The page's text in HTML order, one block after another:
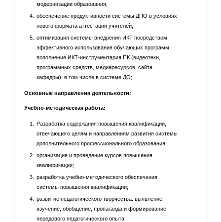
модернизации образования;
обеспечение продуктивности системы ДПО в условиях
нового формата аттестации учителей;
оптимизация системы внедрения ИКТ посредством
эффективного использования обучающих программ,
пополнение ИКТ-инструментария ПК (видеотеки,
программных средств, медиаресурсов, сайта
кафедры), в том числе в системе ДО;
Основные направления деятельности:
Учебно-методическая работа:
Разработка содержания повышения квалификации,
отвечающего целям и направлениям развития системы
дополнительного профессионального образования;
организация и проведение курсов повышения
квалификации;
разработка учебно-методического обеспечения
системы повышения квалификации;
развитие педагогического творчества: выявление,
изучение, обобщение, пропаганда и формирование
передового педагогического опыта;